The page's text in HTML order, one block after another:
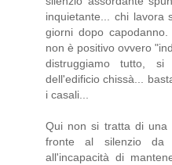
inquietante... chi lavora
giorni dopo
non è positivo ovvero
distruggiamo tutto,
dell'edificio chissà...
i casali...
Qui non si tratta di
fronte al silenzio da
all'incapacità di